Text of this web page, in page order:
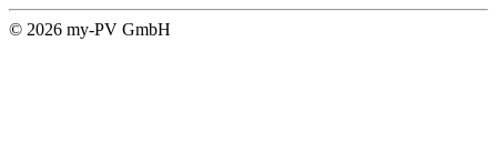
© 2026 my-PV GmbH